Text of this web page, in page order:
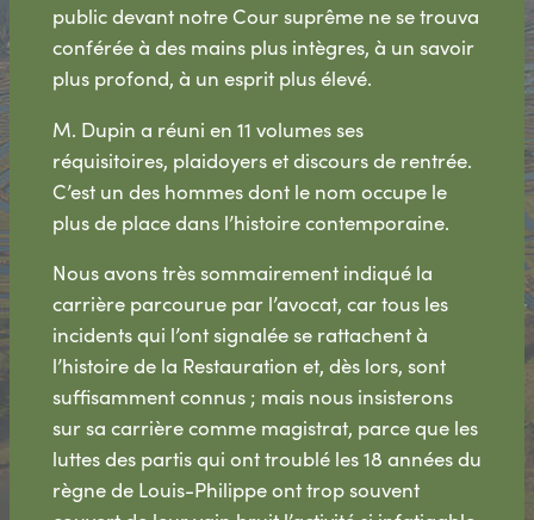
public devant notre Cour suprême ne se trouva
conférée à des mains plus intègres, à un savoir
plus profond, à un esprit plus élevé.
M. Dupin a réuni en 11 volumes ses
réquisitoires, plaidoyers et discours de rentrée.
C’est un des hommes dont le nom occupe le
plus de place dans l’histoire contemporaine.
Nous avons très sommairement indiqué la
carrière parcourue par l’avocat, car tous les
incidents qui l’ont signalée se rattachent à
l’histoire de la Restauration et, dès lors, sont
suffisamment connus ; mais nous insisterons
sur sa carrière comme magistrat, parce que les
luttes des partis qui ont troublé les 18 années du
règne de Louis-Philippe ont trop souvent